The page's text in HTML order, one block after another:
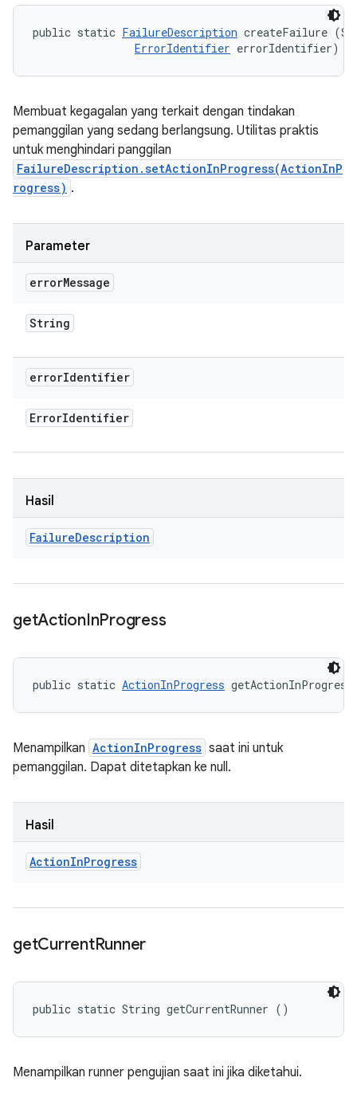
public static FailureDescription createFailure
ErrorIdentifier errorIdentifier)
Membuat kegagalan yang terkait dengan tindakan
pemanggilan yang sedang berlangsung. Utilitas praktis
untuk menghindari panggilan
FailureDescription.setActionInProgress(ActionInP
rogress) .
Parameter
errorMessage
String
errorIdentifier
ErrorIdentifier
Hasil
FailureDescription
getActionInProgress
public static ActionInProgress
Menampilkan ActionInProgress saat ini untuk
pemanggilan. Dapat ditetapkan ke null.
Hasil
ActionInProgress
getCurrentRunner
public static String getCurrentRunner ()
Menampilkan runner pengujian saat ini jika diketahui.